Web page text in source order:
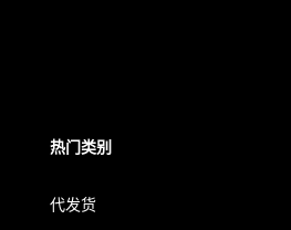
热门类别
代发货